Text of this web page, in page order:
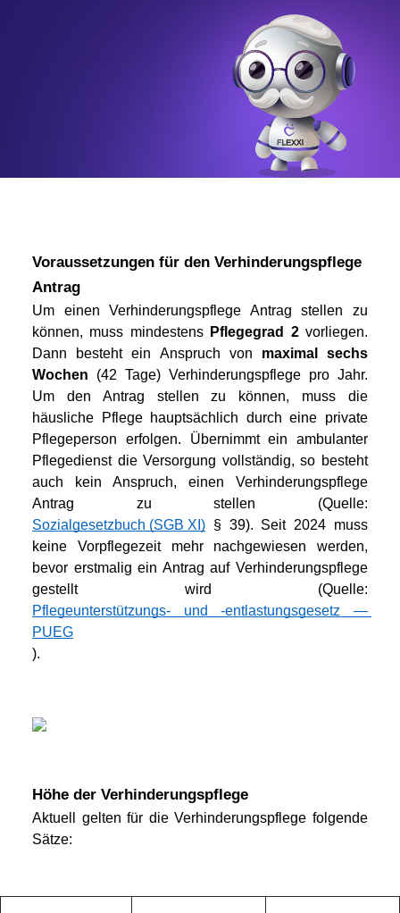
Voraussetzungen für den Verhinderungspflege
Antrag
Um einen Verhinderungspflege Antrag stellen zu
können, muss mindestens Pflegegrad 2 vorliegen.
Dann besteht ein Anspruch von maximal sechs
Wochen (42 Tage) Verhinderungspflege pro Jahr.
Um den Antrag stellen zu können, muss die
häusliche Pflege hauptsächlich durch eine private
Pflegeperson erfolgen. Übernimmt ein ambulanter
Pflegedienst die Versorgung vollständig, so besteht
auch kein Anspruch, einen Verhinderungspflege
Antrag zu stellen (Quelle:
Sozialgesetzbuch (SGB XI) § 39). Seit 2024 muss
keine Vorpflegezeit mehr nachgewiesen werden,
bevor erstmalig ein Antrag auf Verhinderungspflege
gestellt wird (Quelle:
Pflegeunterstützungs- und -entlastungsgesetz —
PUEG
).
Höhe der Verhinderungspflege
Aktuell gelten für die Verhinderungspflege folgende
Sätze: